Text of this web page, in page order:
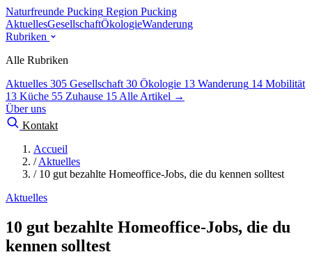
Naturfreunde Pucking Region Pucking
AktuellesGesellschaftÖkologieWanderung
Rubriken
Alle Rubriken
Aktuelles 305 Gesellschaft 30 Ökologie 13 Wanderung 14 Mobilität
13 Küche 55 Zuhause 15 Alle Artikel →
Über uns
Kontakt
Accueil
/ Aktuelles
/ 10 gut bezahlte Homeoffice-Jobs, die du kennen solltest
Aktuelles
10 gut bezahlte Homeoffice-Jobs, die du
kennen solltest